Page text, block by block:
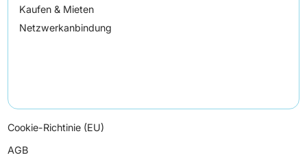
Kaufen & Mieten
Netzwerkanbindung
Cookie-Richtinie (EU)
AGB